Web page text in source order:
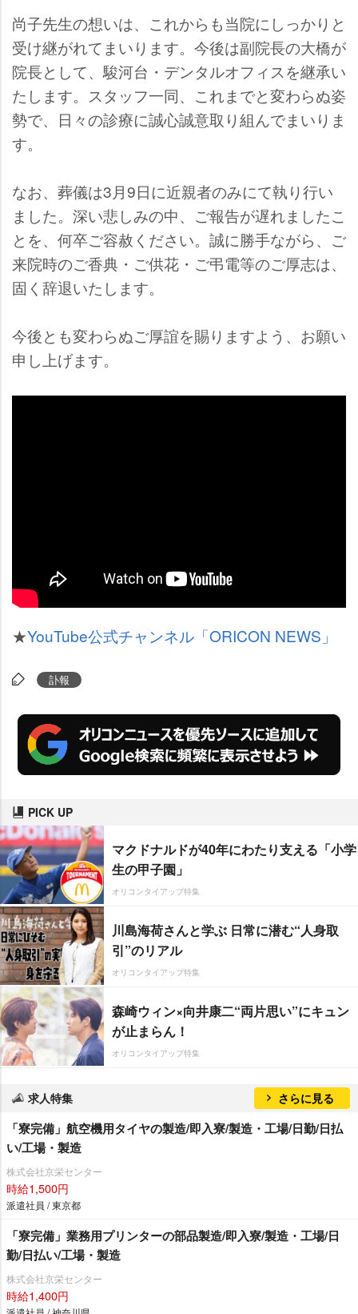
尚子先生の想いは、これからも当院にしっかりと
受け継がれてまいります。今後は副院長の大橋が
院長として、駿河台・デンタルオフィスを継承い
たします。スタッフ一同、これまでと変わらぬ姿
勢で、日々の診療に誠心誠意取り組んでまいりま
す。
なお、葬儀は3月9日に近親者のみにて執り行い
ました。深い悲しみの中、ご報告が遅れましたこ
とを、何卒ご容赦ください。誠に勝手ながら、ご
来院時のご香典・ご供花・ご弔電等のご厚志は、
固く辞退いたします。
今後とも変わらぬご厚誼を賜りますよう、お願い
申し上げます。
★YouTube公式チャンネル「ORICON NEWS」
訃報
PICK UP
マクドナルドが40年にわたり支える「小学
生の甲子園」
オリコンタイアップ特集
川島海荷さんと学ぶ 日常に潜む“人身取
引”のリアル
オリコンタイアップ特集
森崎ウィン×向井康二“両片思い”にキュン
が止まらん！
オリコンタイアップ特集
求人特集 さらに見る
「寮完備」航空機用タイヤの製造/即入寮/製造・工場/日勤/日払
い/工場・製造
株式会社京栄センター
時給1,500円
派遣社員 / 東京都
「寮完備」業務用プリンターの部品製造/即入寮/製造・工場/日
勤/日払い/工場・製造
株式会社京栄センター
時給1,400円